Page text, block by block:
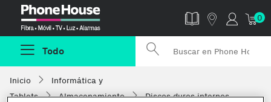
0
Todo
Inicio
Informática y
Tablets
Almacenamiento Discos duros internos